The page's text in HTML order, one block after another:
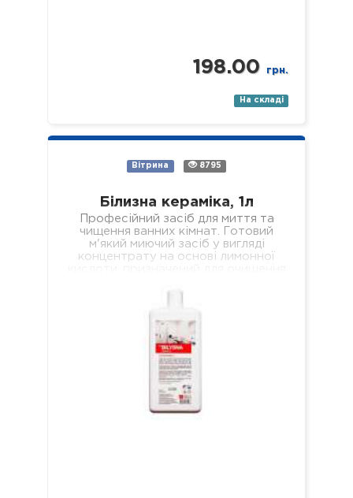
198.00 грн.
На складі
Вітрина 8795
Білизна кераміка, 1л
Професійний засіб для миття та
чищення ванних кімнат. Готовий
м'який миючий засіб у вигляді
концентрату на основі лимонної